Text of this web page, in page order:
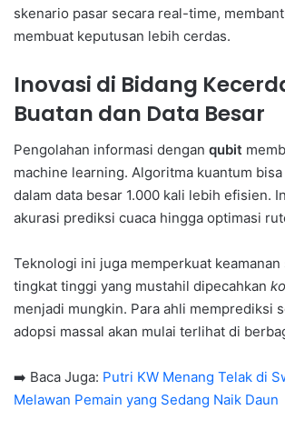
skenario pasar secara real-time,
membuat keputusan lebih cerdas.
Inovasi di Bidang
Buatan dan Data Besar
Pengolahan informasi dengan qubit
machine learning. Algoritma kuantum
dalam data besar 1.000 kali lebih efisien.
akurasi prediksi cuaca hingga optimasi
Teknologi ini juga memperkuat keamanan
tingkat tinggi yang mustahil dipecahkan
menjadi mungkin. Para ahli memprediksi
adopsi massal akan mulai terlihat di
➡️ Baca Juga: Putri KW Menang Telak di
Melawan Pemain yang Sedang Naik Daun